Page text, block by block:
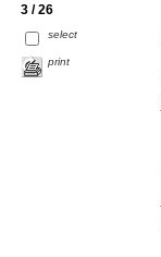
3 / 26
select
print